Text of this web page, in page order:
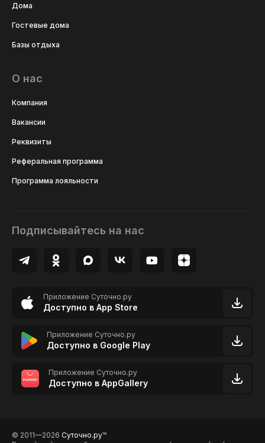
Дома
Гостевые дома
Базы отдыха
О нас
Компания
Вакансии
Реквизиты
Реферальная программа
Программа лояльности
Подписывайтесь на нас
Приложение Суточно.ру
Доступно в App Store
Приложение Суточно.ру
Доступно в Google Play
Приложение Суточно.ру
Доступно в AppGallery
© 2011—2026 Суточно.руTM